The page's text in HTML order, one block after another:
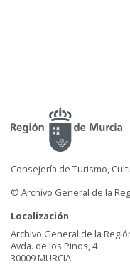
Consejería de Turismo,
© Archivo General de la
Localización
Archivo General de la
Avda. de los Pinos, 4
30009 MURCIA